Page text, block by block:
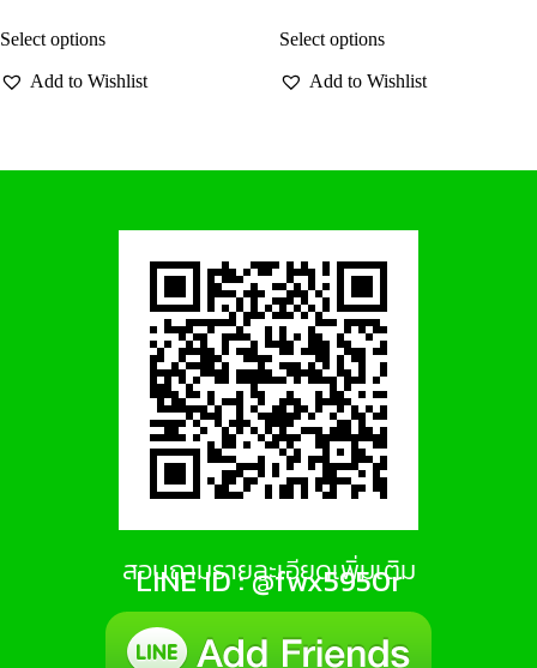
Select options
Add to Wishlist
Select options
Add to Wishlist
สอบถามรายละเอียดเพิ่มเติม
LINE ID : @fwx5950r